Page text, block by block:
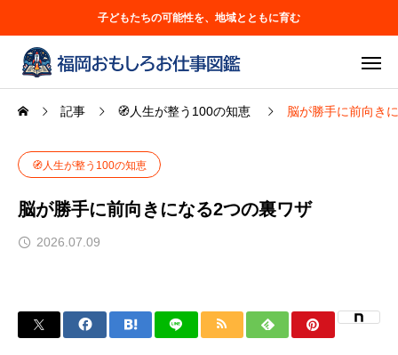
子どもたちの可能性を、地域とともに育む
記事 🧭人生が整う100の知恵 脳が勝手に前向き
🧭人生が整う100の知恵
脳が勝手に前向きになる2つの裏ワザ
2026.07.09